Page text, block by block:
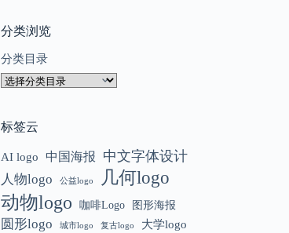
分类浏览
分类目录
标签云
AI logo 中国海报 中文字体设计
人物logo 公益logo
几何logo
动物logo
咖啡Logo 图形海报
圆形logo 城市logo 复古logo 大学logo